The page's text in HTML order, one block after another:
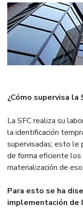
¿Cómo supervisa
La SFC realiza su
la identificación
supervisadas; esto le
de forma eficiente los
materialización de
Para esto se ha
implementación de